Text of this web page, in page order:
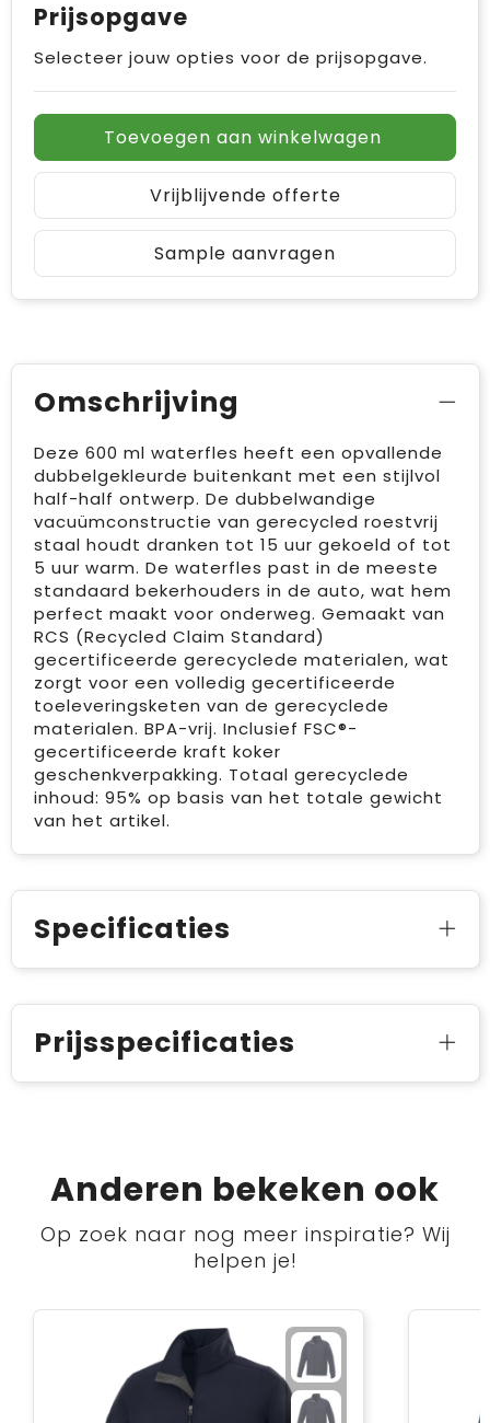
Prijsopgave
Selecteer jouw opties voor de prijsopgave.
Toevoegen aan winkelwagen
Vrijblijvende offerte
Sample aanvragen
Omschrijving
Deze 600 ml waterfles heeft een opvallende
dubbelgekleurde buitenkant met een stijlvol
half-half ontwerp. De dubbelwandige
vacuümconstructie van gerecycled roestvrij
staal houdt dranken tot 15 uur gekoeld of tot
5 uur warm. De waterfles past in de meeste
standaard bekerhouders in de auto, wat hem
perfect maakt voor onderweg. Gemaakt van
RCS (Recycled Claim Standard)
gecertificeerde gerecyclede materialen, wat
zorgt voor een volledig gecertificeerde
toeleveringsketen van de gerecyclede
materialen. BPA-vrij. Inclusief FSC®-
gecertificeerde kraft koker
geschenkverpakking. Totaal gerecyclede
inhoud: 95% op basis van het totale gewicht
van het artikel.
Specificaties
Prijsspecificaties
Anderen bekeken ook
Op zoek naar nog meer inspiratie? Wij
helpen je!